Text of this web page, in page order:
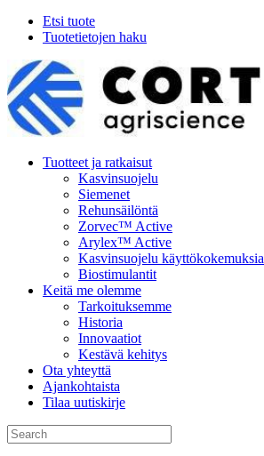
Etsi tuote
Tuotetietojen haku
Tuotteet ja ratkaisut
Kasvinsuojelu
Siemenet
Rehunsäilöntä
Zorvec™ Active
Arylex™ Active
Kasvinsuojelu käyttökokemuksia
Biostimulantit
Keitä me olemme
Tarkoituksemme
Historia
Innovaatiot
Kestävä kehitys
Ota yhteyttä
Ajankohtaista
Tilaa uutiskirje